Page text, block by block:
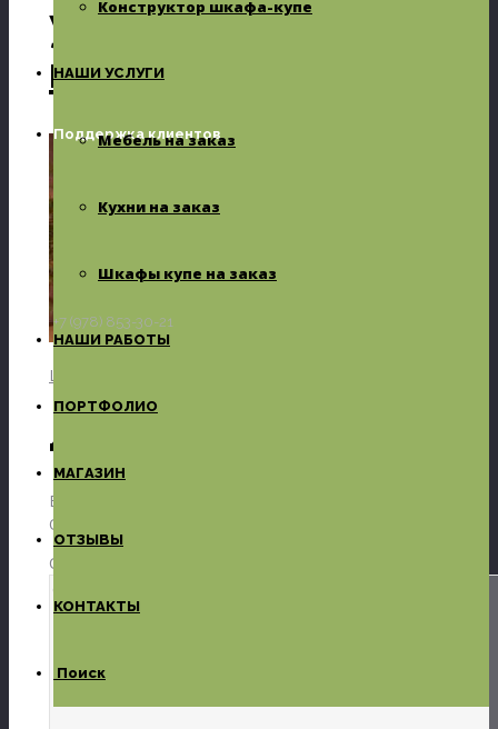
Поддержка клиентов
+7 (978) 853-30-21
Конструктор шкафа-купе
НАШИ УСЛУГИ
Мебель на заказ
Кухни на заказ
Шкафы купе на заказ
НАШИ РАБОТЫ
ПОРТФОЛИО
МАГАЗИН
ОТЗЫВЫ
КОНТАКТЫ
Поиск
углового шкафа
купе
LIKE
Добавить комментарий
Ваш адрес email не будет опубликован.
Обязательные поля помечены
COMMENT